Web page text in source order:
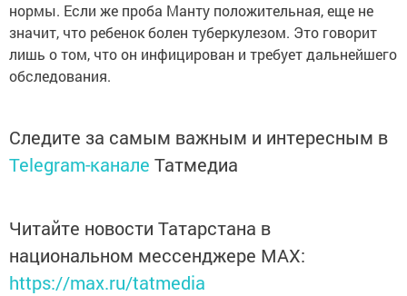
нормы. Если же проба Манту положительная, еще не
значит, что ребенок болен туберкулезом. Это говорит
лишь о том, что он инфицирован и требует дальнейшего
обследования.
Следите за самым важным и интересным в
Telegram-канале Татмедиа
Читайте новости Татарстана в
национальном мессенджере MАХ:
https://max.ru/tatmedia